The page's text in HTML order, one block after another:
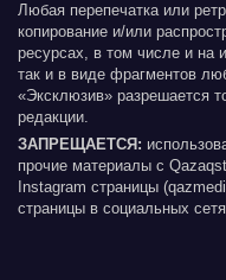
Любая перепечатка или
копирование и/или
ресурсах, в том числе и на
так и в виде фрагментов
«Эксклюзив» разрешается
редакции.
ЗАПРЕЩАЕТСЯ:
прочие материалы с
Instagram страницы
страницы в социальных